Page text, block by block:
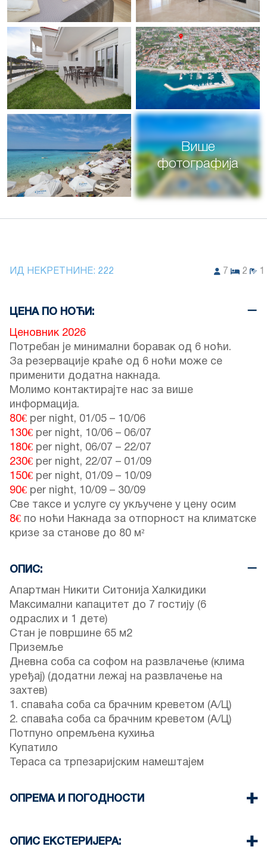
Више
фотографија
ИД НЕКРЕТНИНЕ: 222 7 2 1
ЦЕНА ПО НОЋИ:
Ценовник 2026
Потребан је минимални боравак од 6 ноћи.
За резервације краће од 6 ноћи може се
применити додатна накнада.
Молимо контактирајте нас за више
информација.
80€ per night, 01/05 – 10/06
130€ per night, 10/06 – 06/07
180€ per night, 06/07 – 22/07
230€ per night, 22/07 – 01/09
150€ per night, 01/09 – 10/09
90€ per night, 10/09 – 30/09
Све таксе и услуге су укључене у цену осим
8€ по ноћи Накнада за отпорност на климатске
кризе за станове до 80 м²
ОПИС:
Апартман Никити Ситонија Халкидики
Максимални капацитет до 7 гостију (6
одраслих и 1 дете)
Стан је површине 65 м2
Приземље
Дневна соба са софом на развлачење (клима
уређај) (додатни лежај на развлачење на
захтев)
1. спаваћа соба са брачним креветом (А/Ц)
2. спаваћа соба са брачним креветом (А/Ц)
Потпуно опремљена кухиња
Купатило
Тераса са трпезаријским намештајем
ОПРЕМА И ПОГОДНОСТИ
Три клима уређаја
ОПИС ЕКСТЕРИЈЕРА: